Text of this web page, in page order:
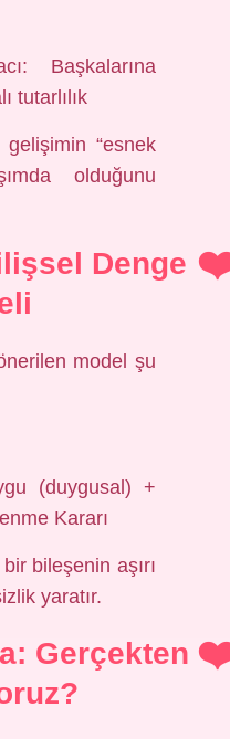
Başkalarına
tutarlılık
“esnek
olduğunu
Denge
model şu
(duygusal) +
Kararı
bileşenin aşırı
yaratır.
Gerçekten